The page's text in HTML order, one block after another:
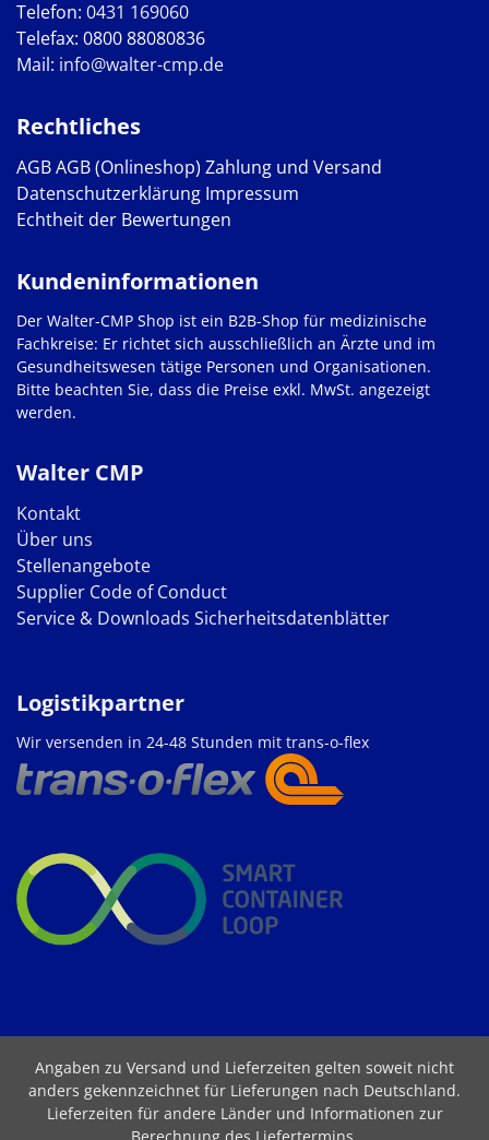
Telefon: 0431 169060
Telefax: 0800 88080836
Mail: info@walter-cmp.de
Rechtliches
AGBAGB (Onlineshop) Zahlung und Versand
Datenschutzerklärung Impressum
Echtheit der Bewertungen
Walter CMP
Kontakt
Über uns
Stellenangebote
Supplier Code of Conduct
Service & Downloads Sicherheitsdatenblätter
Kundeninformationen
Der Walter-CMP Shop ist ein B2B-Shop für medizinische
Fachkreise: Er richtet sich ausschließlich an Ärzte und im
Gesundheitswesen tätige Personen und Organisationen.
Bitte beachten Sie, dass die Preise exkl. MwSt. angezeigt
werden.
Logistikpartner
Wir versenden in 24-48 Stunden mit trans-o-flex
Angaben zu Versand und Lieferzeiten gelten soweit nicht
anders gekennzeichnet für Lieferungen nach Deutschland.
Lieferzeiten für andere Länder und Informationen zur
Berechnung des Liefertermins